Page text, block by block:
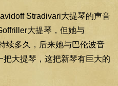
Stradivari大提琴的声音
大提琴，但她与
续多久，后来她与巴伦波音
大提琴，这把新琴有巨大的